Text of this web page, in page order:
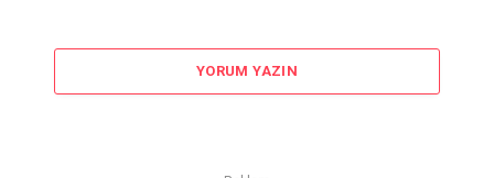
YORUM YAZIN